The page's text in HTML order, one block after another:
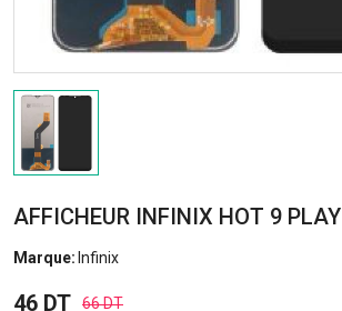
AFFICHEUR INFINIX HOT 9 PLAY
Marque: Infinix
46 DT 66 DT